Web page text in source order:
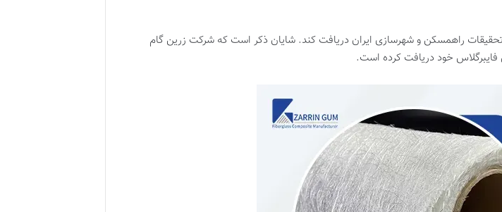
تحقیقات راهمسکن و شهرسازی ایران دریافت کند. شایان ذکر است که شرکت زرین گام
خود دریافت کرده است.